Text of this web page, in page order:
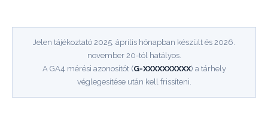
Jelen tájékoztató 2025. április hónapban készült és 2026.
november 20-tól hatályos.
A GA4 mérési azonosítót (G-XXXXXXXXXX) a tárhely
véglegesítése után kell frissíteni.